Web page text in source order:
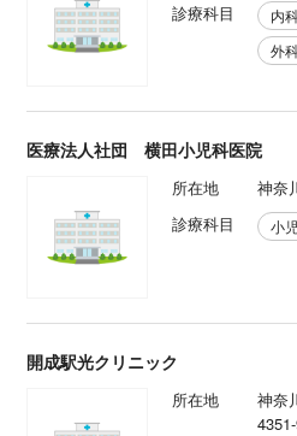
診療科目
内
外
医療法人社団 横田小児科医院
所在地
神奈
診療科目
小
開成駅光クリニック
所在地
神奈